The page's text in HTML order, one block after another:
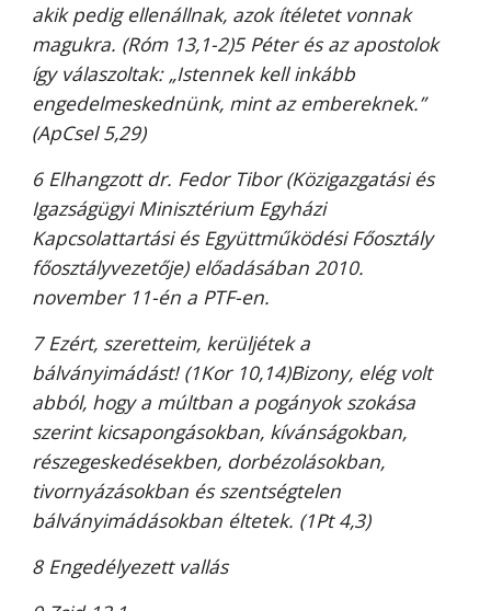
akik pedig ellenállnak, azok ítéletet vonnak
magukra. (Róm 13,1-2)5 Péter és az apostolok
így válaszoltak: „Istennek kell inkább
engedelmeskednünk, mint az embereknek.”
(ApCsel 5,29)
6 Elhangzott dr. Fedor Tibor (Közigazgatási és
Igazságügyi Minisztérium Egyházi
Kapcsolattartási és Együttműködési Főosztály
főosztályvezetője) előadásában 2010.
november 11-én a PTF-en.
7 Ezért, szeretteim, kerüljétek a
bálványimádást! (1Kor 10,14)Bizony, elég volt
abból, hogy a múltban a pogányok szokása
szerint kicsapongásokban, kívánságokban,
részegeskedésekben, dorbézolásokban,
tivornyázásokban és szentségtelen
bálványimádásokban éltetek. (1Pt 4,3)
8 Engedélyezett vallás